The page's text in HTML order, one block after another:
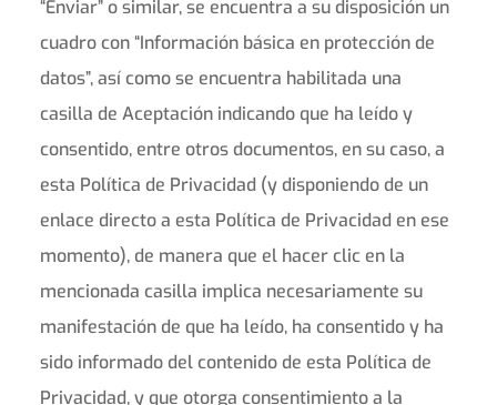
“Enviar” o similar, se encuentra a su disposición un
cuadro con “Información básica en protección de
datos”, así como se encuentra habilitada una
casilla de Aceptación indicando que ha leído y
consentido, entre otros documentos, en su caso, a
esta Política de Privacidad (y disponiendo de un
enlace directo a esta Política de Privacidad en ese
momento), de manera que el hacer clic en la
mencionada casilla implica necesariamente su
manifestación de que ha leído, ha consentido y ha
sido informado del contenido de esta Política de
Privacidad, y que otorga consentimiento a la